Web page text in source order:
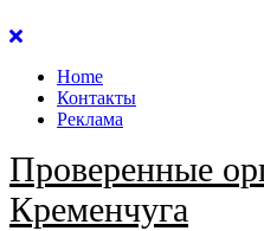
Перейти
содержанию
Home
Контакты
Реклама
Проверенные
Кременчуга